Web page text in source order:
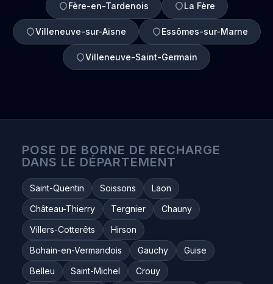
Fère-en-Tardenois La Fère
Villeneuve-sur-Aisne Essômes-sur-Marne
Villeneuve-Saint-Germain
POSE DE BORNE DE RECHARGE
DANS LE DÉPARTEMENT
Saint-Quentin Soissons
Laon
Château-Thierry
Tergnier
Chauny
Villers-Cotterêts
Hirson
Bohain-en-Vermandois
Gauchy
Guise
Belleu
Saint-Michel
Crouy